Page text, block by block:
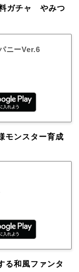
ガチャ やみつ
ニーVer.6
モンスター育成
る和風ファンタ